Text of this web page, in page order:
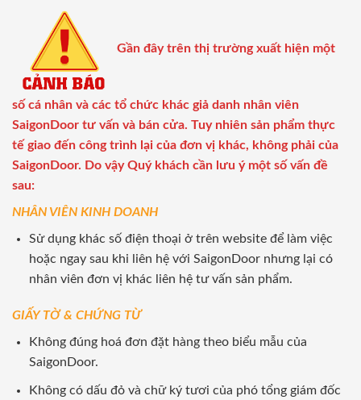
Gần đây trên thị trường xuất hiện một
số cá nhân và các tổ chức khác giả danh nhân viên
SaigonDoor tư vấn và bán cửa. Tuy nhiên sản phẩm thực
tế giao đến công trình lại của đơn vị khác, không phải của
SaigonDoor. Do vậy Quý khách cần lưu ý một số vấn đề
sau:
NHÂN VIÊN KINH DOANH
Sử dụng khác số điện thoại ở trên website để làm việc
hoặc ngay sau khi liên hệ với SaigonDoor nhưng lại có
nhân viên đơn vị khác liên hệ tư vấn sản phẩm.
GIẤY TỜ & CHỨNG TỪ
Không đúng hoá đơn đặt hàng theo biểu mẫu của
SaigonDoor.
Không có dấu đỏ và chữ ký tươi của phó tổng giám đốc